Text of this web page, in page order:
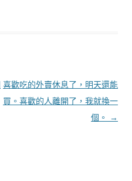
喜歡吃的外賣休息了，明天還能
買。喜歡的人離開了，我就換一
個。
→